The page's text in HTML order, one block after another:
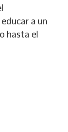
a un
hasta el